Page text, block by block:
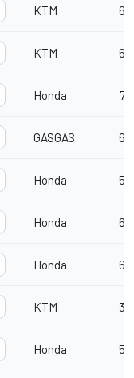
KTM 6
KTM 6
Honda 7
GASGAS 6
Honda 5
Honda 6
Honda 6
KTM 3
Honda 5